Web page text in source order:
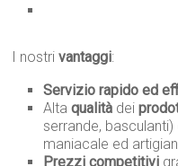
I nostrivantaggi:
Servizio rapido ed
Altaqualità dei
serrande, basculanti)
maniacale ed
Prezzi competitivi